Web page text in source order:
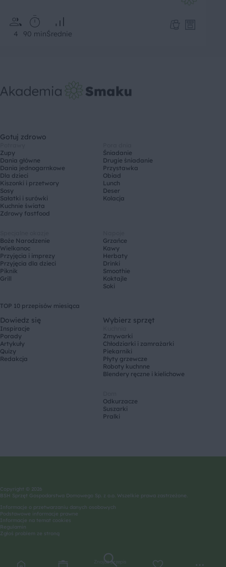
Znajdź przepis
4 90 minŚrednie
Gotuj zdrowo
Zupy
Dania główne
Dania jednogarnkowe
Dla dzieci
Kiszonki i przetwory
Sosy
Sałatki i surówki
Kuchnie świata
Zdrowy fastfood
Śniadanie
Drugie śniadanie
Przystawka
Obiad
Lunch
Deser
Kolacja
Boże Narodzenie
Wielkanoc
Przyjęcia i imprezy
Przyjęcia dla dzieci
Piknik
Grill
Grzańce
Kawy
Herbaty
Drinki
Smoothie
Koktajle
Soki
TOP 10 przepisów miesiąca
Dowiedz się
Inspiracje
Porady
Artykuły
Quizy
Redakcja
Wybierz sprzęt
Zmywarki
Chłodziarki i zamrażarki
Piekarniki
Płyty grzewcze
Roboty kuchnne
Blendery ręczne i kielichowe
Odkurzacze
Suszarki
Pralki
Copyright © 2026
BSH Sprzęt Gospodarstwa Domowego Sp. z o.o. Wszelkie prawa zastrzeżone.
Informacje o przetwarzaniu danych osobowych
Podstawowe informacje prawne
Informacje na temat cookies
Regulamin
Zgłoś problem ze stroną